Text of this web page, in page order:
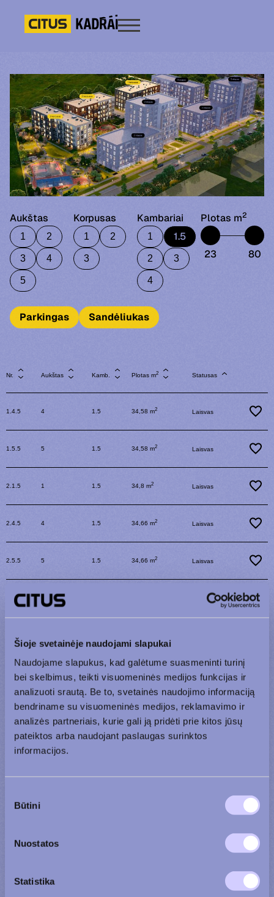
Šioje svetainėje naudojami slapukai
Naudojame slapukus, kad galėtume suasmeninti turinį
bei skelbimus, teikti visuomeninės medijos funkcijas ir
analizuoti srautą. Be to, svetainės naudojimo informaciją
bendriname su visuomeninės medijos, reklamavimo ir
analizės partneriais, kurie gali ją pridėti prie kitos jūsų
pateiktos arba naudojant paslaugas surinktos
informacijos.
pasirinkimas
Būtini
Nuostatos
Statistika
Aukštas
1 2
3 4
5
Korpusas
1 2
3
Kambariai
1 1.5
2 3
4
Plotas m2
23 80
Parkingas Sandėliukas
Nr. Aukštas Kamb. Plotas m2 Statusas
1.4.5 4 1.5 34,58 m2 Laisvas
1.5.5 5 1.5 34,58 m2 Laisvas
2.1.5 1 1.5 34,8 m2 Laisvas
2.4.5 4 1.5 34,66 m2 Laisvas
2.5.5 5 1.5 34,66 m2 Laisvas
1.2.5 Parduotas
2.2.5 1.5 34,66 m Parduotas
2.3.5 3 1.5 34,66 m2 Parduotas
Bendraukime